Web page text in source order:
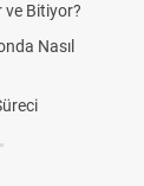
ve Bitiyor?
Nasıl